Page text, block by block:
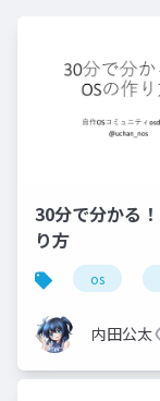
30分で分かる
り方
os
内田公太